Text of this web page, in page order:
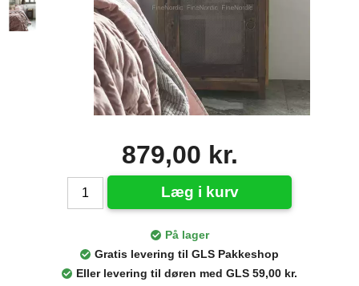
879,00 kr.
Læg i kurv
På lager
Gratis levering til GLS Pakkeshop
Eller levering til døren med GLS 59,00 kr.